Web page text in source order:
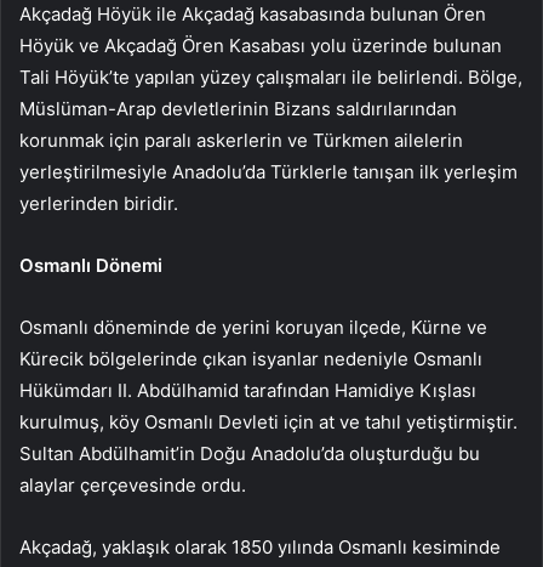
Akçadağ Höyük ile Akçadağ kasabasında bulunan Ören
Höyük ve Akçadağ Ören Kasabası yolu üzerinde bulunan
Tali Höyük’te yapılan yüzey çalışmaları ile belirlendi. Bölge,
Müslüman-Arap devletlerinin Bizans saldırılarından
korunmak için paralı askerlerin ve Türkmen ailelerin
yerleştirilmesiyle Anadolu’da Türklerle tanışan ilk yerleşim
yerlerinden biridir.
Osmanlı Dönemi
Osmanlı döneminde de yerini koruyan ilçede, Kürne ve
Kürecik bölgelerinde çıkan isyanlar nedeniyle Osmanlı
Hükümdarı II. Abdülhamid tarafından Hamidiye Kışlası
kurulmuş, köy Osmanlı Devleti için at ve tahıl yetiştirmiştir.
Sultan Abdülhamit’in Doğu Anadolu’da oluşturduğu bu
alaylar çerçevesinde ordu.
Akçadağ, yaklaşık olarak 1850 yılında Osmanlı kesiminde